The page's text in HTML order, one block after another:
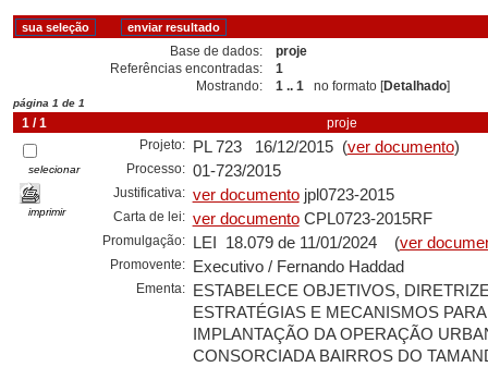
Base de dados:
proje
Referências encontradas:
1
Mostrando:
1 .. 1 no formato [Detalhado]
página 1 de 1
1 / 1 proje
selecionar
imprimir
Projeto: PL 723 16/12/2015 (ver documento)
Processo: 01-723/2015
Justificativa: ver documentojpl0723-2015
Carta de lei: ver documentoCPL0723-2015RF
Promulgação: LEI 18.079 de 11/01/2024 (ver
Promovente: Executivo / Fernando Haddad
Ementa:
ESTABELECE OBJETIVOS,
ESTRATÉGIAS E MECANISMOS PARA
IMPLANTAÇÃO DA OPERAÇÃO
CONSORCIADA BAIRROS DO